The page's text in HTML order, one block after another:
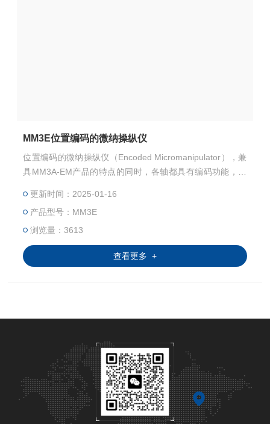
MM3E位置编码的微纳操纵仪
位置编码的微纳操纵仪（Encoded Micromanipulator），兼
具MM3A-EM产品的特点的同时，各轴都具有编码功能，可
位置。
更新时间：2025-01-16
产品型号：MM3E
浏览量：3613
查看更多 +